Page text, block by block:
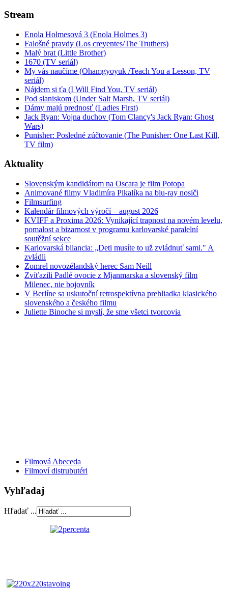
Stream
Enola Holmesová 3 (Enola Holmes 3)
Falošné pravdy (Los creyentes/The Truthers)
Malý brat (Little Brother)
1670 (TV seriál)
My vás naučíme (Ohamgyoyuk /Teach You a Lesson, TV
seriál)
Nájdem si ťa (I Will Find You, TV seriál)
Pod slaniskom (Under Salt Marsh, TV seriál)
Dámy majú prednosť (Ladies First)
Jack Ryan: Vojna duchov (Tom Clancy's Jack Ryan: Ghost
Wars)
Punisher: Posledné zúčtovanie (The Punisher: One Last Kill,
TV film)
Aktuality
Slovenským kandidátom na Oscara je film Potopa
Animované filmy Vladimíra Pikalíka na blu-ray nosiči
Filmsurfing
Kalendár filmových výročí – august 2026
KVIFF a Proxima 2026: Vynikající trapnost na novém levelu,
pomalost a bizarnost v programu karlovarské paralelní
soutěžní sekce
Karlovarská bilancia: „Deti musíte to už zvládnuť sami." A
zvládli
Zomrel novozélandský herec Sam Neill
Zvíťazili Padlé ovocie z Mjanmarska a slovenský film
Milenec, nie bojovník
V Berlíne sa uskutoční retrospektívna prehliadka klasického
slovenského a českého filmu
Juliette Binoche si myslí, že sme všetci tvorcovia
Filmová Abeceda
Filmoví distrubutéri
Vyhľadaj
Hľadať ...